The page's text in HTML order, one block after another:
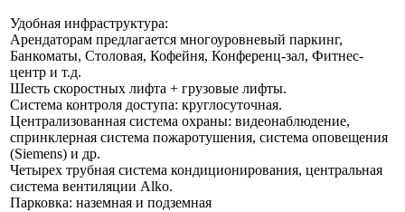
Удобная инфраструктура:
Арендаторам предлагается многоуровневый паркинг,
Банкоматы, Столовая, Кофейня, Конференц-зал, Фитнес-
центр и т.д.
Шесть скоростных лифта + грузовые лифты.
Система контроля доступа: круглосуточная.
Централизованная система охраны: видеонаблюдение,
спринклерная система пожаротушения, система оповещения
(Siemens) и др.
Четырех трубная система кондиционирования, центральная
система вентиляции Alko.
Парковка: наземная и подземная